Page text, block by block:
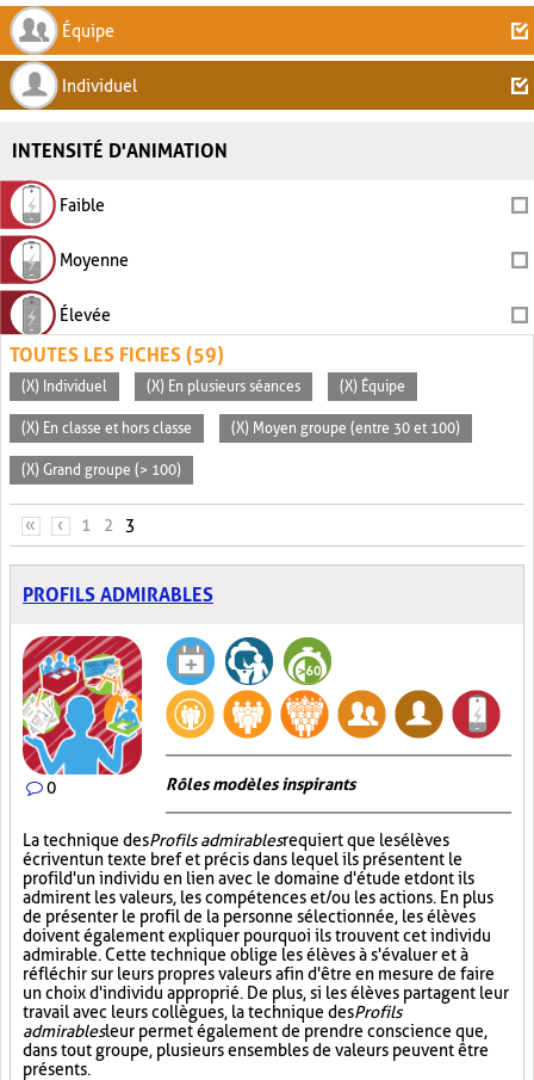
Équipe
Individuel
INTENSITÉ D'ANIMATION
Faible
Moyenne
Élevée
TOUTES LES FICHES (59)
(X) Individuel (X) En plusieurs séances (X) Équipe
(X) En classe et hors classe (X) Moyen groupe (entre 30 et 100)
(X) Grand groupe (> 100)
PAGES
« ‹ 1 2 3
PROFILS ADMIRABLES
0 Rôles modèles inspirants
La technique desProfils admirablesrequiert que les élèves
écrivent un texte bref et précis dans lequel ils présentent le
profil d'un individu en lien avec le domaine d'étude et dont ils
admirent les valeurs, les compétences et/ou les actions. En plus
de présenter le profil de la personne sélectionnée, les élèves
doivent également expliquer pourquoi ils trouvent cet individu
admirable. Cette technique oblige les élèves à s'évaluer et à
réfléchir sur leurs propres valeurs afin d'être en mesure de faire
un choix d'individu approprié. De plus, si les élèves partagent leur
travail avec leurs collègues, la technique desProfils
admirablesleur permet également de prendre conscience que,
dans tout groupe, plusieurs ensembles de valeurs peuvent être
présents.